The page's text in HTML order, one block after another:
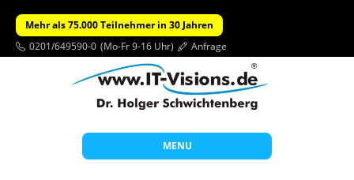
Mehr als 75.000 Teilnehmer in 30 Jahren
0201/649590-0 (Mo-Fr 9-16 Uhr) Anfrage
MENU